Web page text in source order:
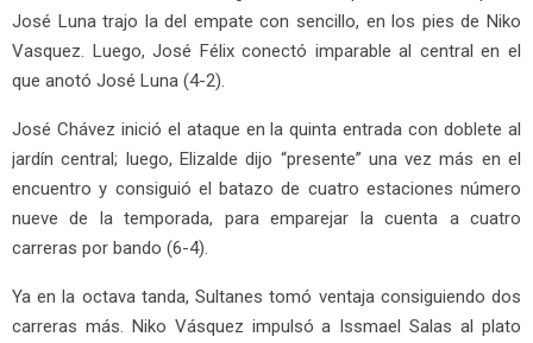
José Luna trajo la del empate con sencillo, en los pies de Niko
Vasquez. Luego, José Félix conectó imparable al central en el
que anotó José Luna (4-2).
José Chávez inició el ataque en la quinta entrada con doblete al
jardín central; luego, Elizalde dijo “presente” una vez más en el
encuentro y consiguió el batazo de cuatro estaciones número
nueve de la temporada, para emparejar la cuenta a cuatro
carreras por bando (6-4).
Ya en la octava tanda, Sultanes tomó ventaja consiguiendo dos
carreras más. Niko Vásquez impulsó a Issmael Salas al plato